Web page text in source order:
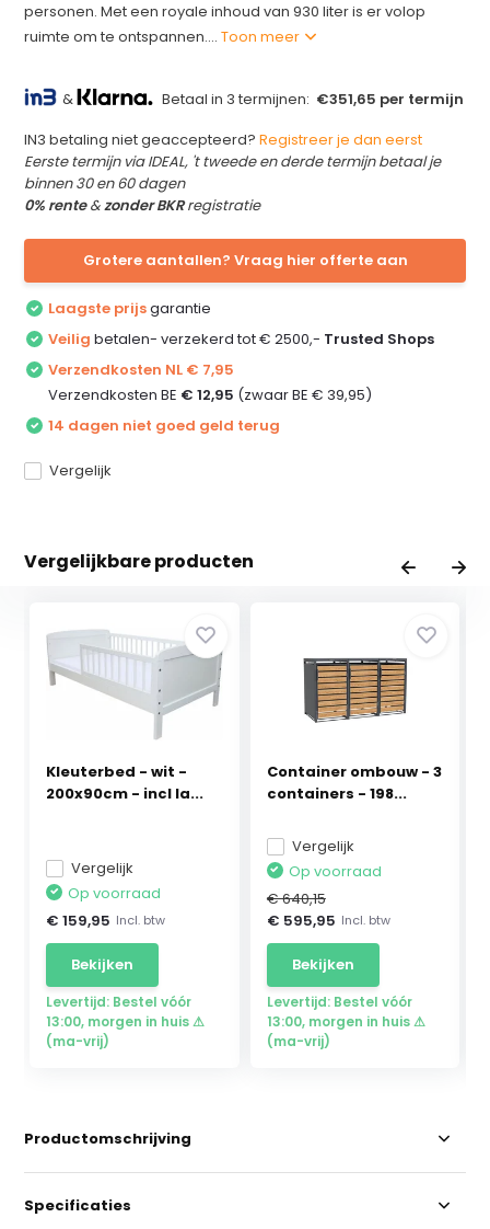
personen. Met een royale inhoud van 930 liter is er volop
ruimte om te ontspannen....Toon meer
& Betaal in 3 termijnen: €351,65 per termijn
IN3 betaling niet geaccepteerd?Registreer je dan eerst
Eerste termijn via IDEAL, 't tweede en derde termijn betaal je
binnen 30 en 60 dagen
0% rente&zonder BKRregistratie
Grotere aantallen? Vraag hier offerte aan
Laagste prijsgarantie
Veilig betalen- verzekerd tot € 2500,- Trusted Shops
Verzendkosten NL € 7,95
Verzendkosten BE € 12,95 (zwaar BE € 39,95)
14 dagen niet goed geld terug
Vergelijk
Vergelijkbare producten
Kleuterbed - wit -
200x90cm - incl la...
Vergelijk
Op voorraad
€ 159,95 Incl. btw
Bekijken
Levertijd: Bestel vóór
13:00, morgen in huis ⚠
(ma-vrij)
Container ombouw - 3
containers - 198...
Vergelijk
Op voorraad
€ 640,15
€ 595,95 Incl. btw
Bekijken
Levertijd: Bestel vóór
13:00, morgen in huis ⚠
(ma-vrij)
Productomschrijving
Specificaties